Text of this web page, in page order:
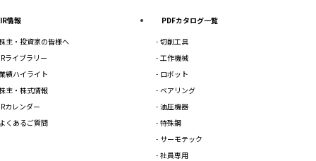
IR情報
主・投資家の皆様へ
ライブラリー
績ハイライト
主・株式情報
カレンダー
くあるご質問
PDFカタログ一覧
切削工具
工作機械
ロボット
ベアリング
油圧機器
特殊鋼
サーモテック
社員専用